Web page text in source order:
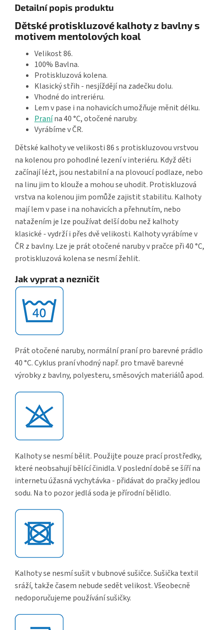
Detailní popis produktu
Dětské protiskluzové kalhoty z bavlny s
motivem mentolových koal
Velikost 86.
100% Bavlna.
Protiskluzová kolena.
Klasický střih - nesjíždějí na zadečku dolu.
Vhodné do intreriéru.
Lem v pase i na nohavicích umožňuje měnit délku.
Pranína 40 °C, otočené naruby.
Vyrábíme v ČR.
Dětské kalhoty ve velikosti 86 s protiskluzovou vrstvou
na kolenou pro pohodlné lezení v interiéru. Když děti
začínají lézt, jsou nestabilní a na plovoucí podlaze, nebo
na linu jim to klouže a mohou se uhodit. Protiskluzová
vrstva na kolenou jim pomůže zajistit stabilitu. Kalhoty
mají lem v pase i na nohavicích a přehnutím, nebo
natažením je lze používat delší dobu než kalhoty
klasické - vydrží i přes dvě velikosti. Kalhoty vyrábíme v
ČR z bavlny. Lze je prát otočené naruby v pračce při 40 °C,
protiskluzová kolena se nesmí žehlit.
Jak vyprat a nezničit
Prát otočené naruby, normální praní pro barevné prádlo
40 °C. Cyklus praní vhodný např. pro tmavě barevné
výrobky z bavlny, polyesteru, směsových materiálů apod.
Kalhoty se nesmí bělit. Použijte pouze prací prostředky,
které neobsahují bělící činidla. V poslední době se šíří na
internetu úžasná vychytávka - přidávat do pračky jedlou
sodu. Na to pozor jedlá soda je přírodní bělidlo.
Kalhoty se nesmí sušit v bubnové sušičce. Sušička textil
sráží, takže časem nebude sedět velikost. Všeobecně
nedoporučujeme používání sušičky.